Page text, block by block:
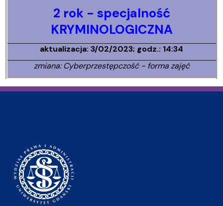
2 rok - specjalność
KRYMINOLOGICZNA
aktualizacja: 3/02/2023; godz.: 14:34
zmiana: Cyberprzestępczość - forma zajęć